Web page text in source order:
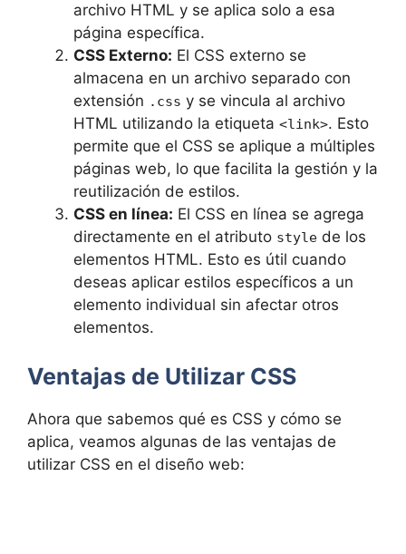
archivo HTML y se aplica solo a esa
página específica.
CSS Externo: El CSS externo se
almacena en un archivo separado con
extensión .css y se vincula al archivo
HTML utilizando la etiqueta <link>. Esto
permite que el CSS se aplique a múltiples
páginas web, lo que facilita la gestión y la
reutilización de estilos.
CSS en línea: El CSS en línea se agrega
directamente en el atributo style de los
elementos HTML. Esto es útil cuando
deseas aplicar estilos específicos a un
elemento individual sin afectar otros
elementos.
Ventajas de Utilizar CSS
Ahora que sabemos qué es CSS y cómo se
aplica, veamos algunas de las ventajas de
utilizar CSS en el diseño web: